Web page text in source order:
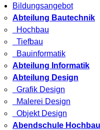
Bildungsangebot
Abteilung Bautechnik
Hochbau
Tiefbau
Bauinformatik
Abteilung Informatik
Abteilung Design
Grafik Design
Malerei Design
Objekt Design
Abendschule Hochbau